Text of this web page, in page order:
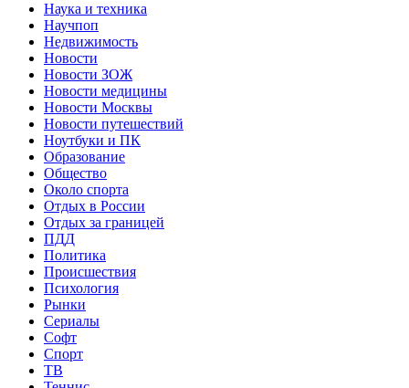
Наука и техника
Научпоп
Недвижимость
Новости
Новости ЗОЖ
Новости медицины
Новости Москвы
Новости путешествий
Ноутбуки и ПК
Образование
Общество
Около спорта
Отдых в России
Отдых за границей
ПДД
Политика
Происшествия
Психология
Рынки
Сериалы
Софт
Спорт
ТВ